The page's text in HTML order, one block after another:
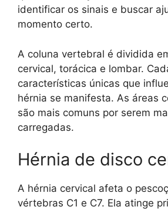
identificar os sinais e buscar
momento certo.
A coluna vertebral é dividida
cervical, torácica e lombar.
características únicas que
hérnia se manifesta. As áreas
são mais comuns por serem
carregadas.
Hérnia de disco
A hérnia cervical afeta o
vértebras C1 e C7. Ela atinge